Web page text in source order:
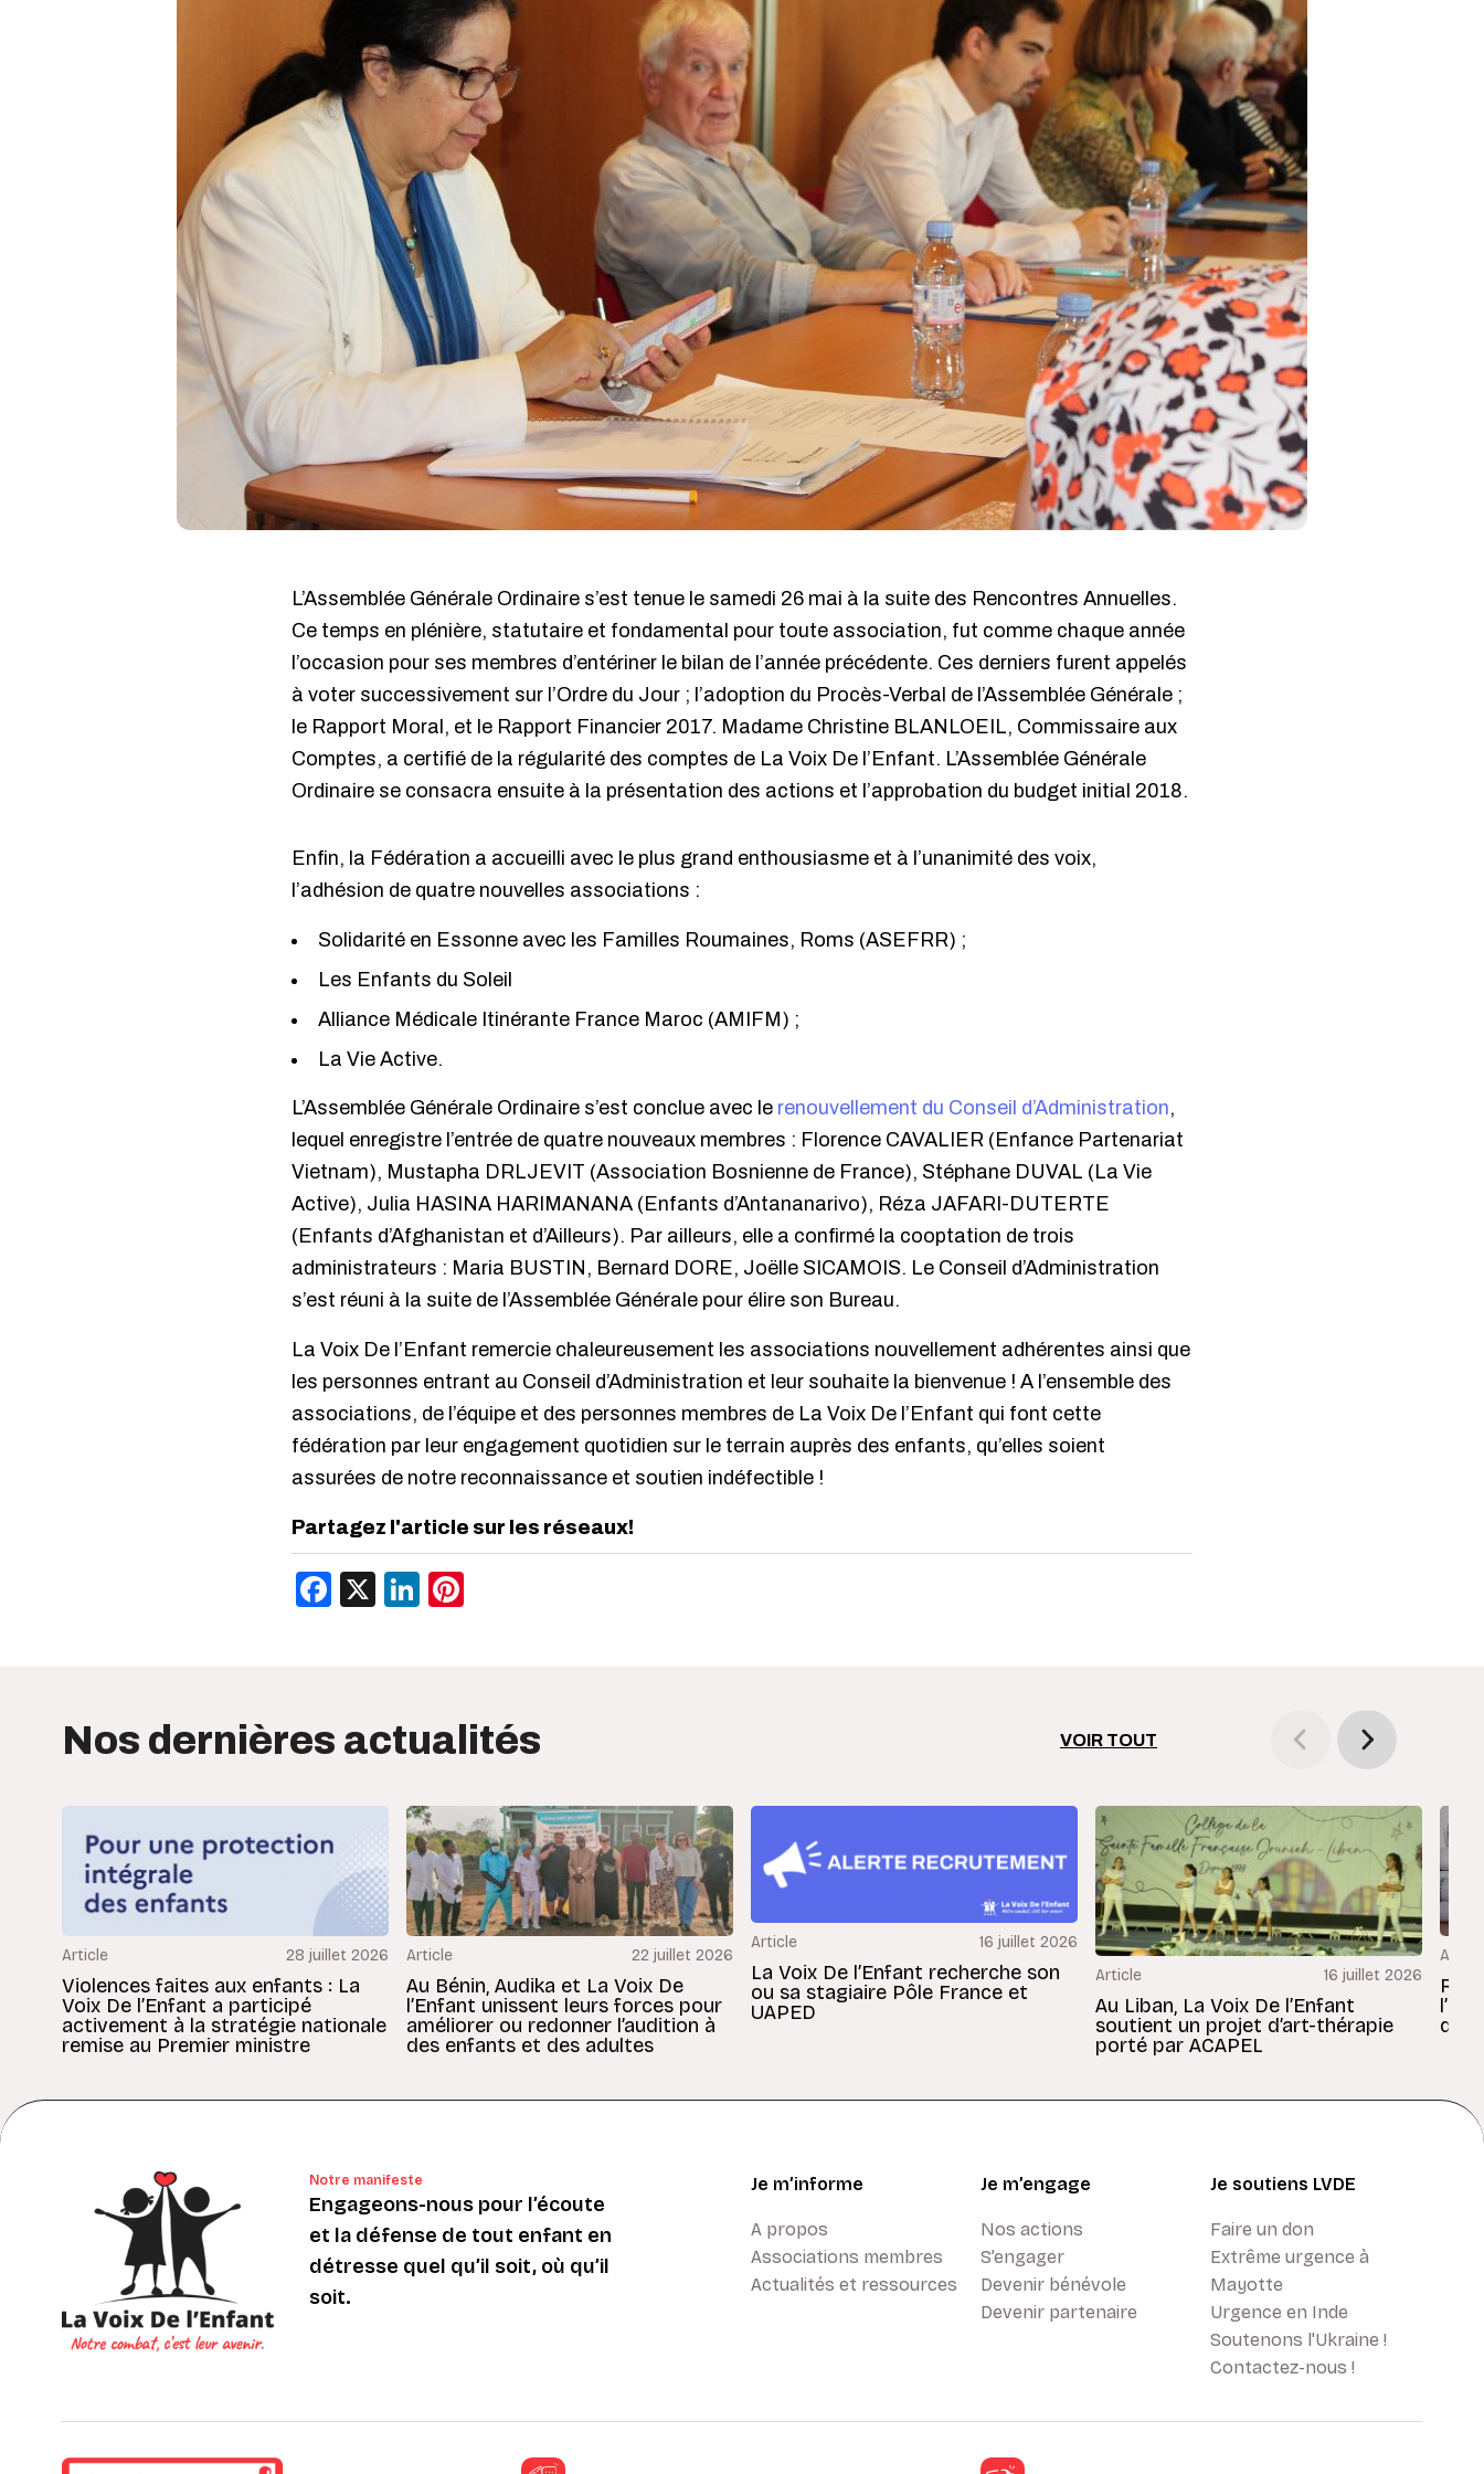
L’Assemblée Générale Ordinaire s’est tenue le samedi 26 mai à la suite des Rencontres Annuelles.
Ce temps en plénière, statutaire et fondamental pour toute association, fut comme chaque année
l’occasion pour ses membres d’entériner le bilan de l’année précédente. Ces derniers furent appelés
à voter successivement sur l’Ordre du Jour ; l’adoption du Procès-Verbal de l’Assemblée Générale ;
le Rapport Moral, et le Rapport Financier 2017. Madame Christine BLANLOEIL, Commissaire aux
Comptes, a certifié de la régularité des comptes de La Voix De l’Enfant. L’Assemblée Générale
Ordinaire se consacra ensuite à la présentation des actions et l’approbation du budget initial 2018.
Enfin, la Fédération a accueilli avec le plus grand enthousiasme et à l’unanimité des voix,
l’adhésion de quatre nouvelles associations :
Solidarité en Essonne avec les Familles Roumaines, Roms (ASEFRR) ;
Les Enfants du Soleil
Alliance Médicale Itinérante France Maroc (AMIFM) ;
La Vie Active.
L’Assemblée Générale Ordinaire s’est conclue avec le renouvellement du Conseil d’Administration,
lequel enregistre l’entrée de quatre nouveaux membres : Florence CAVALIER (Enfance Partenariat
Vietnam), Mustapha DRLJEVIT (Association Bosnienne de France), Stéphane DUVAL (La Vie
Active), Julia HASINA HARIMANANA (Enfants d’Antananarivo), Réza JAFARI-DUTERTE
(Enfants d’Afghanistan et d’Ailleurs). Par ailleurs, elle a confirmé la cooptation de trois
administrateurs : Maria BUSTIN, Bernard DORE, Joëlle SICAMOIS. Le Conseil d’Administration
s’est réuni à la suite de l’Assemblée Générale pour élire son Bureau.
La Voix De l’Enfant remercie chaleureusement les associations nouvellement adhérentes ainsi que
les personnes entrant au Conseil d’Administration et leur souhaite la bienvenue ! A l’ensemble des
associations, de l’équipe et des personnes membres de La Voix De l’Enfant qui font cette
fédération par leur engagement quotidien sur le terrain auprès des enfants, qu’elles soient
assurées de notre reconnaissance et soutien indéfectible !
Partagez l'article sur les réseaux!
Facebook
X LinkedIn
Nos dernières actualités VOIR TOUT
Article 28 juillet 2026
Violences faites aux enfants : La
Voix De l’Enfant a participé
activement à la stratégie nationale
remise au Premier ministre
Article 22 juillet 2026
Au Bénin, Audika et La Voix De
l’Enfant unissent leurs forces pour
améliorer ou redonner l’audition à
des enfants et des adultes
Article 16 juillet 2026
La Voix De l’Enfant recherche son
ou sa stagiaire Pôle France et
UAPED
Article 16 juillet 2026
Au Liban, La Voix De l’Enfant
soutient un projet d’art-thérapie
porté par ACAPEL
Notre manifeste
Engageons-nous pour l’écoute
et la défense de tout enfant en
détresse quel qu’il soit, où qu’il
soit.
Je m’informe
A propos
Associations membres
Actualités et ressources
Je m’engage
Nos actions
S’engager
Devenir bénévole
Devenir partenaire
Je soutiens LVDE
Faire un don
Extrême urgence à
Mayotte
Urgence en Inde
Soutenons l'Ukraine !
Contactez-nous !